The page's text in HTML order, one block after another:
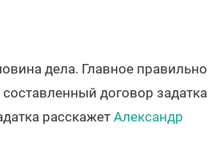
дела. Главное правильно
договор задатка
расскажет Александр